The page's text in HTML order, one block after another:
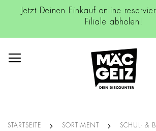
Jetzt Deinen Einkauf online
Filiale abholen!
STARTSEITE SORTIMENT
SCHUL- &